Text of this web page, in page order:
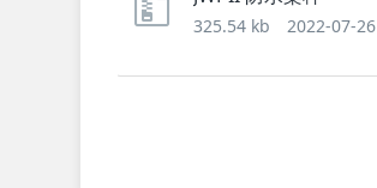
325.54 kb 2022-07-26